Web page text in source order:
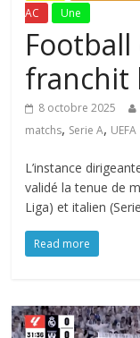
AC
Une
Football
franchit
8 octobre 2025
matchs, Serie A, UEFA
L’instance
validé la tenue de
Liga) et italien (Serie
Read more